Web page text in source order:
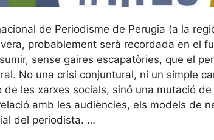
de Periodisme de Perugia (a la
probablement serà recordada en el
sense gaires escapatòries, que el
No una crisi conjuntural, ni un simple
de les xarxes socials, sinó una mutació
amb les audiències, els models de
del periodista. …